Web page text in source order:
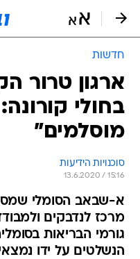
חדשות
ארגון טרור
בחולי
מוסלמים"
סוכנויות הידיעות
13.6.2020 / 15:16
א-שבאב הסומלי
מרכז לנדבקים
גורמי הבריאות
הנשלטים על ידו